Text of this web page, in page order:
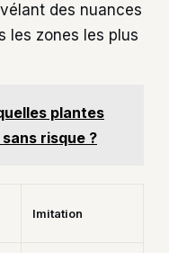
des nuances
les zones les plus
plantes
risque ?
Imitation